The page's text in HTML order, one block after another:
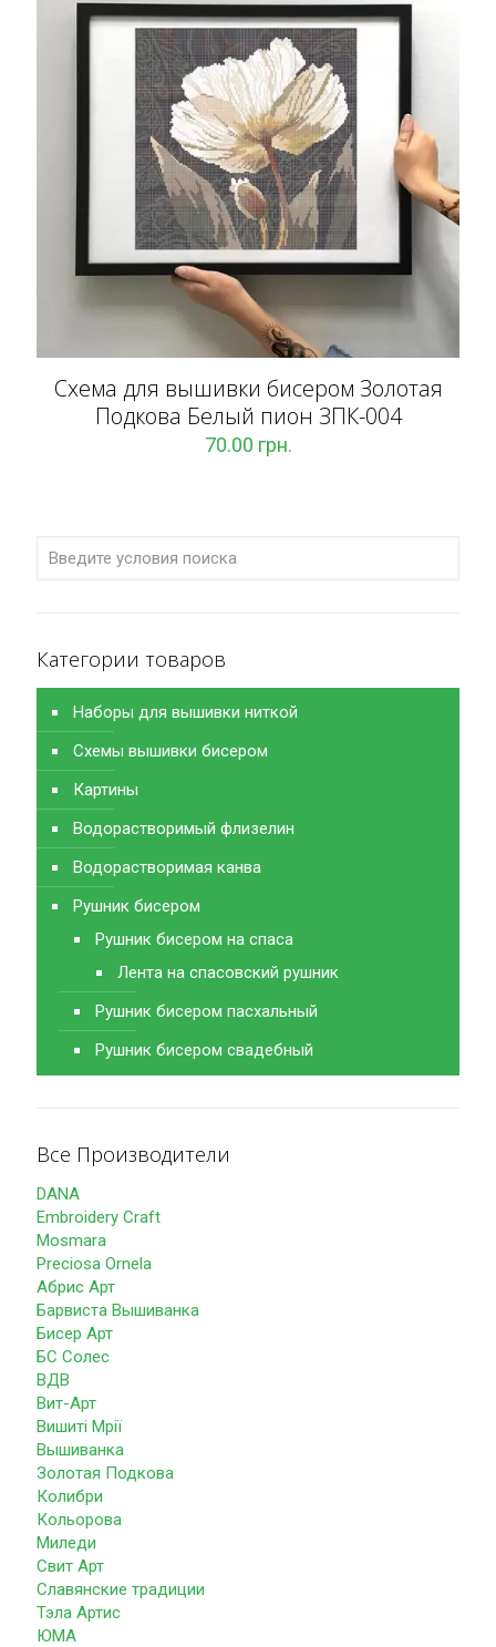
Схема для вышивки бисером Золотая
Подкова Белый пион ЗПК-004
70.00 грн.
Категории товаров
Наборы для вышивки ниткой
Схемы вышивки бисером
Картины
Водорастворимый флизелин
Водорастворимая канва
Рушник бисером
Рушник бисером на спаса
Лента на спасовский рушник
Рушник бисером пасхальный
Рушник бисером свадебный
Все Производители
DANA
Embroidery Craft
Mosmara
Preciosa Ornela
Абрис Арт
Барвиста Вышиванка
Бисер Арт
БС Солес
ВДВ
Вит-Арт
Вишиті Мрії
Вышиванка
Золотая Подкова
Колибри
Кольорова
Миледи
Свит Арт
Славянские традиции
Тэла Артис
ЮМА